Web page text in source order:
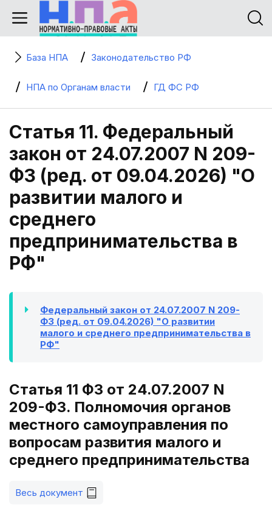
База НПА Законодательство РФ
НПА по Органам власти ГД ФС РФ
Статья 11. Федеральный
закон от 24.07.2007 N 209-
ФЗ (ред. от 09.04.2026) "О
развитии малого и
среднего
предпринимательства в
РФ"
Федеральный закон от 24.07.2007 N 209-
ФЗ (ред. от 09.04.2026) "О развитии
малого и среднего предпринимательства в
РФ"
Статья 11 ФЗ от 24.07.2007 N
209-ФЗ. Полномочия органов
местного самоуправления по
вопросам развития малого и
среднего предпринимательства
Весь документ